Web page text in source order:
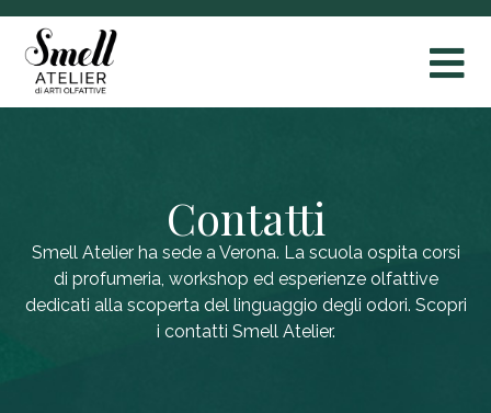
Contatti
Smell Atelier ha sede a Verona. La scuola ospita corsi
di profumeria, workshop ed esperienze olfattive
dedicati alla scoperta del linguaggio degli odori. Scopri
i contatti Smell Atelier.